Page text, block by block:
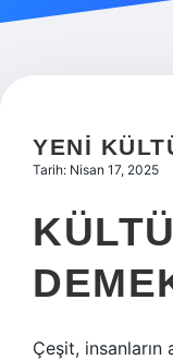
Hakkımızda
YENI
Tarih: Nisan 17, 2025
Çeşit,